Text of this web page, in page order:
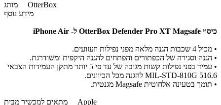
מותג OtterBox
מידע נוסף
כיסוי OtterBox Defender Pro XT Magsafe ל- iPhone Air
• מכיל 4 שכבות הגנה מלאה מפני נפילות וזעזועים.
• הגנה וסגירה של הכפתורים והפתחים להגנה היקפית ומשודרגת.
•
עמיד בפני נפילות קשות מגובה של עד פי 5 יותר מתקן העמידות הצבאי
MIL-STD-810G 516.6 להגנה מכל הכיוונים.
• תומך בטעינה אלחוטית Magsafe מגנטית.
מתאים למכשיר מבית Apple